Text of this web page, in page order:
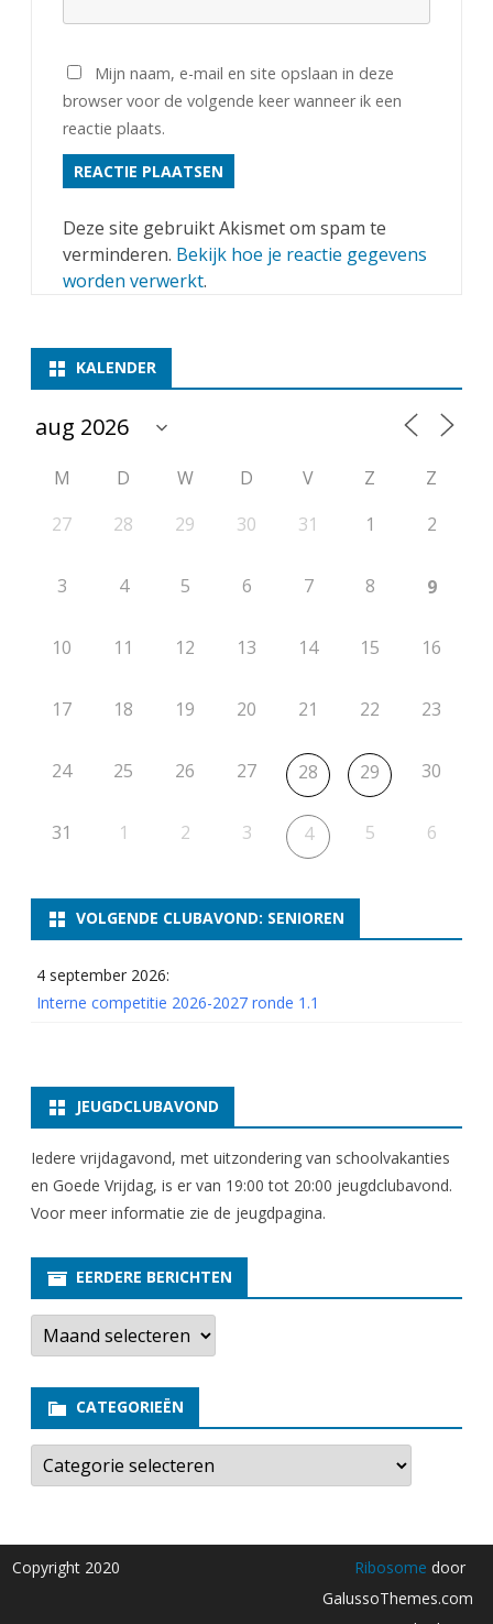
Mijn naam, e-mail en site opslaan in deze
browser voor de volgende keer wanneer ik een
reactie plaats.
Deze site gebruikt Akismet om spam te
verminderen. Bekijk hoe je reactie gegevens
worden verwerkt.
KALENDER
M D W D V Z
Z
27
28 29 30 31 1 2
3 4 5 6 7 8 9
10 11 12 13 14 15 16
17 18 19 20 21 22 23
24 25 26 27 28 29 30
31 1 2 3 4 5 6
VOLGENDE CLUBAVOND: SENIOREN
4 september 2026:
Interne competitie 2026-2027 ronde 1.1
JEUGDCLUBAVOND
Iedere vrijdagavond, met uitzondering van schoolvakanties
en Goede Vrijdag, is er van 19:00 tot 20:00 jeugdclubavond.
Voor meer informatie zie de jeugdpagina.
EERDERE BERICHTEN
E
r
e
e
b
r
t
e
CATEGORIEËN
C
t
o
r
i
Copyright 2020 Ribosome door
GalussoThemes.com